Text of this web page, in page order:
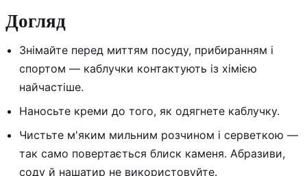
Догляд
Знімайте перед миттям посуду, прибиранням і
спортом — каблучки контактують із хімією
найчастіше.
Наносьте креми до того, як одягнете каблучку.
Чистьте м'яким мильним розчином і серветкою —
так само повертається блиск каменя. Абразиви,
соду й нашатир не використовуйте.